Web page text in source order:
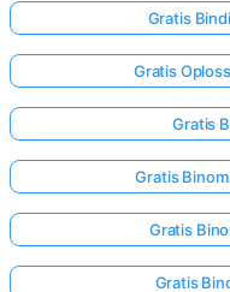
Gratis
Gratis
Gratis
Gratis
Gratis
Gratis